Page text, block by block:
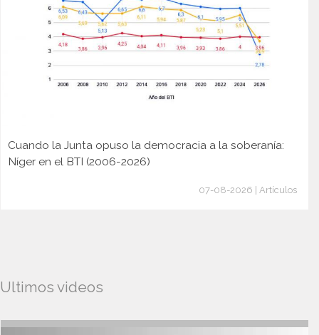
Cuando la Junta opuso la democracia a la soberanía:
Níger en el BTI (2006-2026)
07-08-2026 | Artículos
Ultimos videos